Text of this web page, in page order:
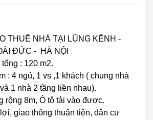
THUÊ NHÀ TẠI LŨNG KÊNH -
ĐỨC - HÀ NỘI
: 120 m2.
: 4 ngủ, 1 vs ,1 khách ( chung nhà
1 nhà 2 tầng liền nhau).
rộng 8m, Ô tô tải vào được.
giao thông thuận tiện, dân cư